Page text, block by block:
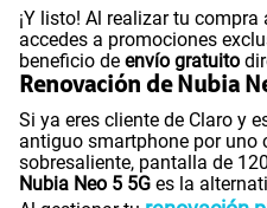
¡Y listo! Al realizar tu
accedes a promociones
beneficio de envío gratuito
Renovación de Nubia
Si ya eres cliente de Claro y
antiguo smartphone por uno
sobresaliente, pantalla de
Nubia Neo 5 5G es la